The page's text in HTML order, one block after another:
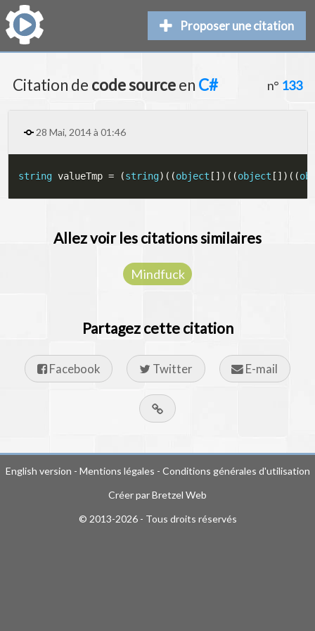
Proposer une citation
Citation de code sourceen C# n° 133
28 Mai, 2014 à 01:46
string valueTmp = (string) ( (object [ ] ) ( (object [ ] ) ( (
Allez voir les citations similaires
Mindfuck
Partagez cette citation
Facebook Twitter E-mail
English version - Mentions légales - Conditions générales d'utilisation
Créer parBretzel Web
© 2013-2026 - Tous droits réservés